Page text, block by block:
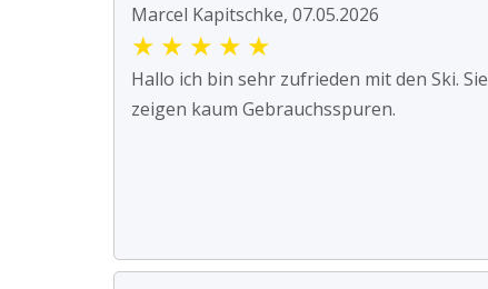
Marcel Kapitschke, 07.05.2026
★ ★ ★ ★ ★
Hallo ich bin sehr zufrieden mit den Ski. Sie
zeigen kaum Gebrauchsspuren.